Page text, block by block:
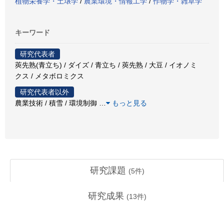
キーワード
研究代表者
莢先熟(青立ち) / ダイズ / 青立ち / 莢先熟 / 大豆 / イオノミ
クス / メタボロミクス
研究代表者以外
農業技術 / 積雪 / 環境制御
もっと見る
研究課題 (5件)
研究成果 (13件)